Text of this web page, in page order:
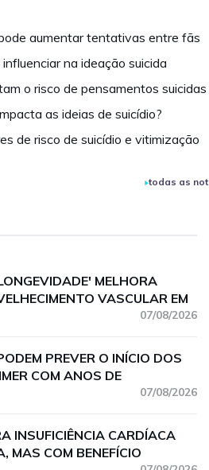
aumentar tentativas entre fãs
na ideação suicida
o risco de pensamentos suicidas
as ideias de suicídio?
de risco de suicídio e vitimização
todas as
MELHORA
VASCULAR EM
07/08/2026
PREVER O INÍCIO DOS
COM ANOS DE
07/08/2026
INSUFICIÊNCIA CARDÍACA
MAS COM BENEFÍCIO